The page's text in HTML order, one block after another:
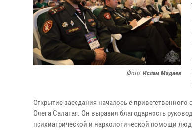
Фото: Ислам Мадаев
Открытие заседания началось с
Олега Салагая. Он выразил благодарность
психиатрической и наркологической помощи